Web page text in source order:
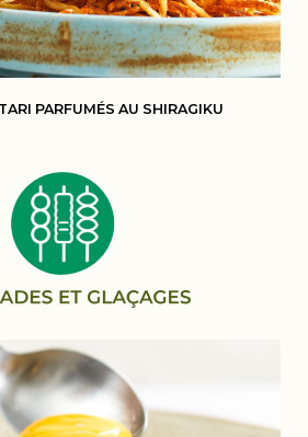
PARFUMÉS AU SHIRAGIKU